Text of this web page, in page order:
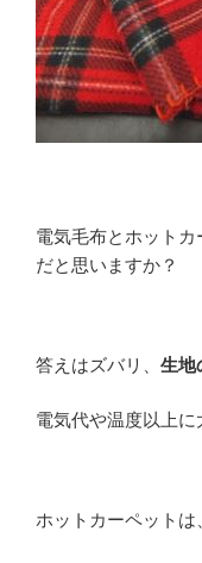
電気毛布とホット
だと思いますか？
答えはズバリ、 生地
電気代や温度以上に
ホットカーペットは